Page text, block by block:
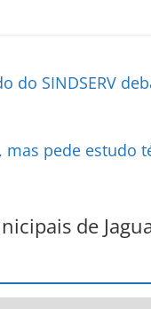
do SINDSERV
pede estudo
de